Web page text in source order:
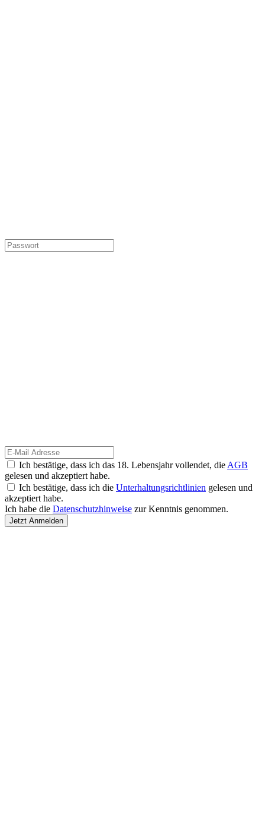
Ich bestätige, dass ich das 18. Lebensjahr vollendet, die AGB
gelesen und akzeptiert habe.
Ich bestätige, dass ich die Unterhaltungsrichtlinien gelesen und
akzeptiert habe.
Ich habe die Datenschutzhinweise zur Kenntnis genommen.
Jetzt Anmelden